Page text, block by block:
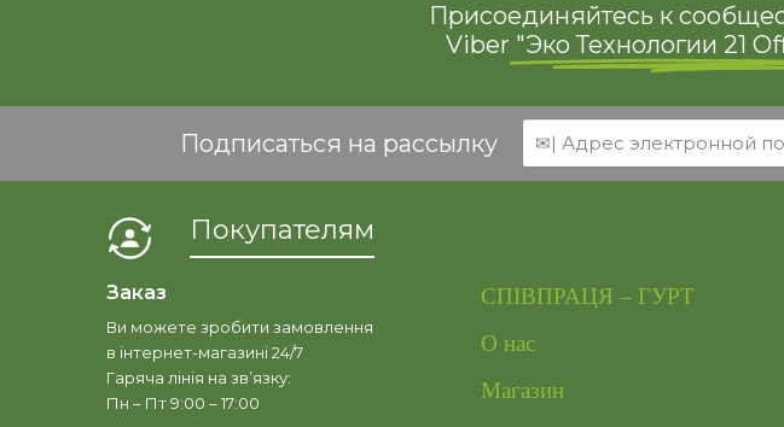
Присоединяйтесь к
Viber "Эко Технологии 21
Подписаться на рассылку
Покупателям
Заказ
Ви можете зробити замовлення
в інтернет-магазині 24/7
Гаряча лінія на зв’язку:
Пн – Пт 9:00 – 17:00
СПІВПРАЦЯ – ГУРТ
О нас
Магазин